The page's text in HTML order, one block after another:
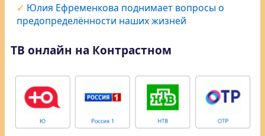
Юлия Ефременкова поднимает вопросы о
предопределённости наших жизней
ТВ онлайн на Контрастном